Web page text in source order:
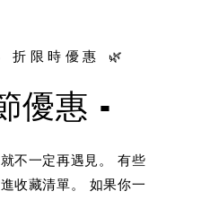
折限時優惠 🌿
優惠 -
不一定再遇見。 有些
收藏清單。 如果你一